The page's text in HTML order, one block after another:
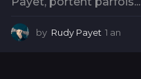
by Rudy Payet 1 an